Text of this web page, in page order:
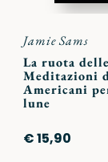
Jamie Sams
La ruota
Meditazioni
Americani
lune
€ 15,90